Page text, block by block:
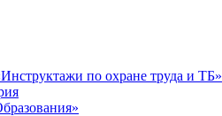
по охране труда и ТБ»